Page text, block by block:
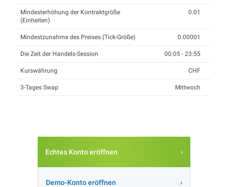
Mindesterhöhung der Kontraktgröße
(Einheiten)
0.01
Mindestzunahme des Preises (Tick-Größe) 0.00001
Die Zeit der Handels-Session 00:05 - 23:55
Kurswährung CHF
3-Tages Swap Mittwoch
Echtes Konto eröffnen
Demo-Konto eröffnen